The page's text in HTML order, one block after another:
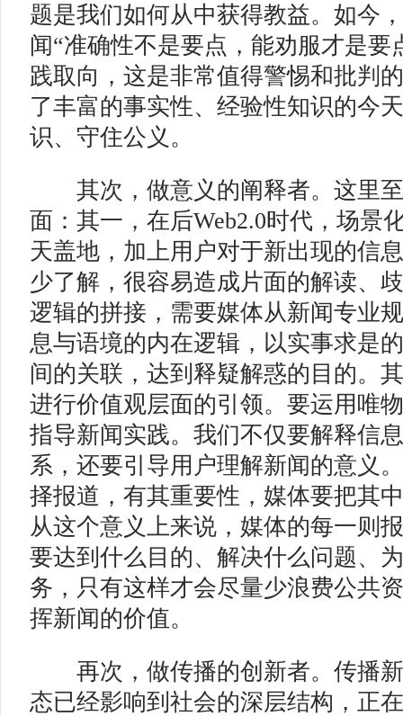
题是我们如何从中获得教益。如今
闻“准确性不是要点，能劝服才是要
践取向，这是非常值得警惕和批判
了丰富的事实性、经验性知识的今
识、守住公义。
其次，做意义的阐释者。这里至
面：其一，在后Web2.0时代，场景
天盖地，加上用户对于新出现的信
少了解，很容易造成片面的解读、
逻辑的拼接，需要媒体从新闻专业
息与语境的内在逻辑，以实事求是
间的关联，达到释疑解惑的目的。
进行价值观层面的引领。要运用唯
指导新闻实践。我们不仅要解释信
系，还要引导用户理解新闻的意义
择报道，有其重要性，媒体要把其
从这个意义上来说，媒体的每一则
要达到什么目的、解决什么问题、
务，只有这样才会尽量少浪费公共
挥新闻的价值。
再次，做传播的创新者。传播新
态已经影响到社会的深层结构，正